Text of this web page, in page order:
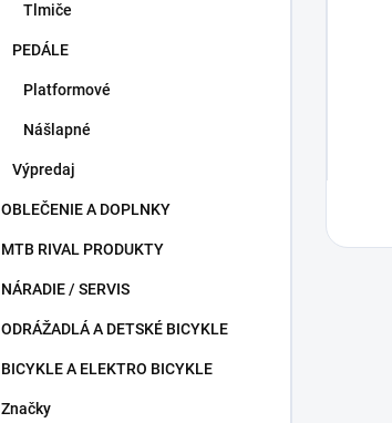
Tlmiče
PEDÁLE
Platformové
Nášlapné
Výpredaj
OBLEČENIE A DOPLNKY
MTB RIVAL PRODUKTY
NÁRADIE / SERVIS
ODRÁŽADLÁ A DETSKÉ BICYKLE
BICYKLE A ELEKTRO BICYKLE
Značky